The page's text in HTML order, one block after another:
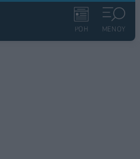
ΡΟΗ ΜΕΝΟΥ